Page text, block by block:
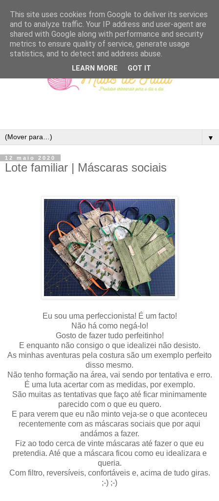
▼
12 maio 2020
Lote familiar | Máscaras sociais
Eu sou uma perfeccionista! É um facto!
Não há como negá-lo!
Gosto de fazer tudo perfeitinho!
E enquanto não consigo o que idealizei não desisto.
As minhas aventuras pela costura são um exemplo perfeito
disso mesmo.
Não tenho formação na área, vai sendo por tentativa e erro.
É uma luta acertar com as medidas, por exemplo.
São muitas as tentativas que faço até ficar minimamente
parecido com o que eu quero.
E para verem que eu não minto veja-se o que aconteceu
recentemente com as máscaras sociais que por aqui
andámos a fazer.
Fiz ao todo cerca de vinte máscaras até fazer o que eu
pretendia. Até que a máscara ficou como eu idealizara e
queria.
Com filtro, reversíveis, confortáveis e, acima de tudo giras.
;-) ;-)
This site uses cookies from Google to deliver its services
and to analyze traffic. Your IP address and user-agent are
shared with Google along with performance and security
metrics to ensure quality of service, generate usage
statistics, and to detect and address abuse.
LEARN MORE GOT IT